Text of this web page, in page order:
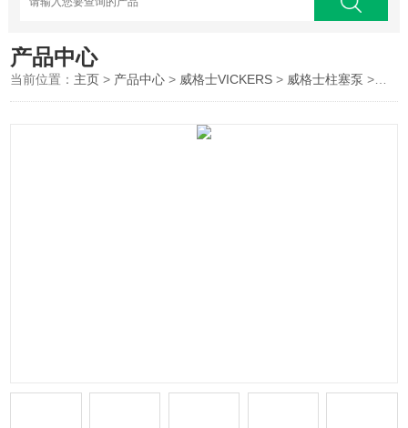
产品中心
当前位置： 主页 > 产品中心 > 威格士VICKERS > 威格士柱塞泵 >威格士VICKERS液压重载柱塞泵PVXS